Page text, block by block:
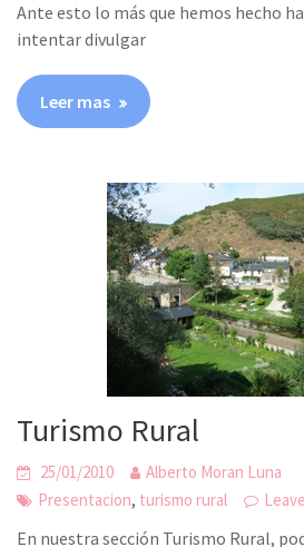
Ante esto lo más que hemos hecho
intentar divulgar
Leer mas
Turismo Rural
25/01/2010
Alberto Moran Luna
Presentacion, turismo rural
En nuestra sección Turismo Rural,